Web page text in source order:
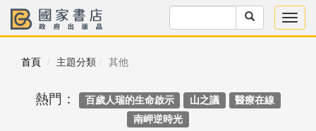
首頁 主題分類 其他
熱門： 百歲人瑞的生命啟示 山之議
醫療在線
南岬逆時光